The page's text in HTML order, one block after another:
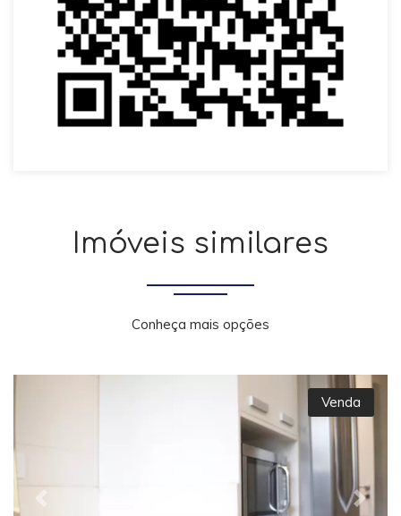
Imóveis similares
Conheça mais opções
Next
Venda